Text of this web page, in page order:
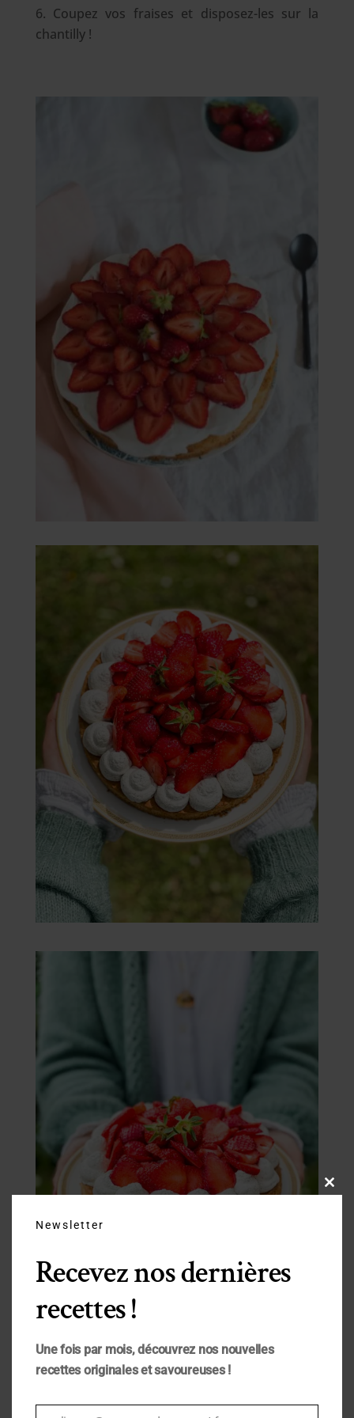
Coupez vos fraises et disposez-les sur la
chantilly !
Close
Newsletter
Recevez nos dernières
recettes !
Une fois par mois, découvrez nos nouvelles
recettes originales et savoureuses !